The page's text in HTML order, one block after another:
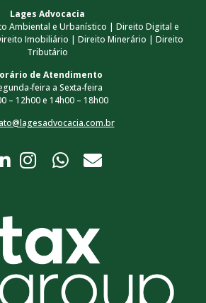
Lages Advocacia
Ambiental e Urbanístico | Direito Digital e
Imobiliário | Direito Minerário | Direito
Tributário
de Atendimento
feira a Sexta-feira
– 12h00 e 14h00 – 18h00